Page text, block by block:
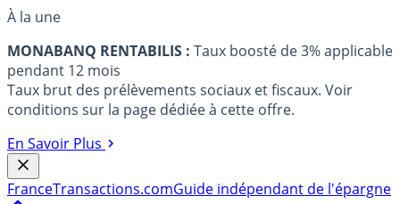
À la une
MONABANQ RENTABILIS : Taux boosté de 3% applicable
pendant 12 mois
Taux brut des prélèvements sociaux et fiscaux. Voir
conditions sur la page dédiée à cette offre.
En Savoir Plus
FranceTransactions.comGuide indépendant de l'épargne